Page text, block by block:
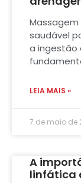
saudável
a ingestão
LEIA MAIS »
7 de maio de
A
linfática